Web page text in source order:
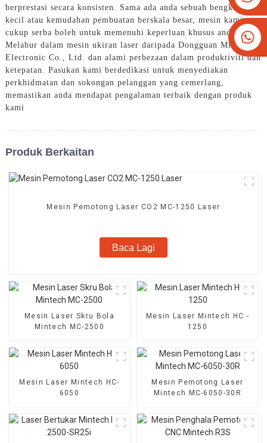
+16266628193
berprestasi secara konsisten. Sama ada anda sebuah bengkel
kecil atau kemudahan pembuatan berskala besar, mesin kami
cukup serba boleh untuk memenuhi keperluan khusus anda,
Melabur dalam mesin ukiran laser daripada Dongguan Mintech
Electronic Co., Ltd. dan alami perbezaan dalam produktiviti dan
ketepatan. Pasukan kami berdedikasi untuk menyediakan
perkhidmatan dan sokongan pelanggan yang cemerlang,
memastikan anda mendapat pengalaman terbaik dengan produk
kami
Produk Berkaitan
Mesin Pemotong Laser CO2 MC-1250 Laser
Baca Lagi
Mesin Laser Skru Bola
Mintech MC-2500
Mesin Laser Mintech HC -
1250
Mesin Laser Mintech HC-
6050
Mesin Pemotong Laser
Mintech MC-6050-30R